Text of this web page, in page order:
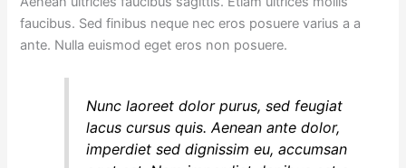
faucibus. Sed finibus neque nec eros posuere varius a a
ante. Nulla euismod eget eros non posuere.
Nunc laoreet dolor purus, sed feugiat
lacus cursus quis. Aenean ante dolor,
imperdiet sed dignissim eu, accumsan